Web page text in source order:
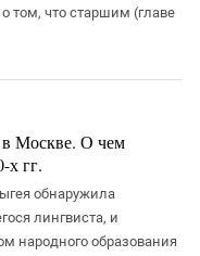
том, что старшим (главе
в Москве. О чем
х гг.
обнаружила
лингвиста, и
народного образования